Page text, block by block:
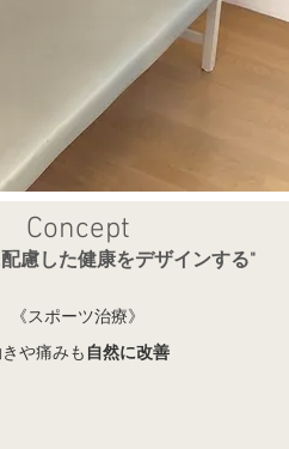
Concept
慮した健康をデザインする"
《スポーツ治療》
や痛みも 自然に改善